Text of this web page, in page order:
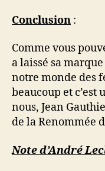
Conclusion :
Comme vous
a laissé sa
notre monde des
beaucoup et
nous, Jean
de la Renommée
Note d’André